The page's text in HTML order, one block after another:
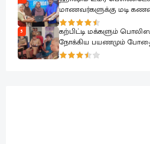
மாணவர்களுக்கு மடி
5
கற்பிட்டி மக்களும்